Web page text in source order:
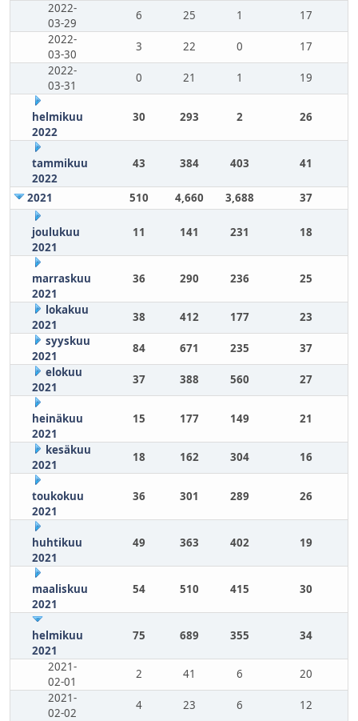
2022-
03-29
6 25 1
17
2022-
03-30
3 22 0
17
2022-
03-31
0 21 1 19
helmikuu
2022
30 293 2 26
tammikuu
2022
43 384 403 41
2021 510 4,660 3,688 37
joulukuu
2021
11 141 231 18
marraskuu
2021
36 290 236 25
lokakuu
2021
38 412 177
23
syyskuu
2021
84 671 235
37
elokuu
2021
37 388 560 27
heinäkuu
2021
15 177 149 21
kesäkuu
2021
18 162 304 16
toukokuu
2021
36 301 289 26
huhtikuu
2021
49 363 402 19
maaliskuu
2021
54 510 415 30
helmikuu
2021
75 689 355 34
2021-
02-01
2 41 6
20
2021-
02-02
4 23 6
12